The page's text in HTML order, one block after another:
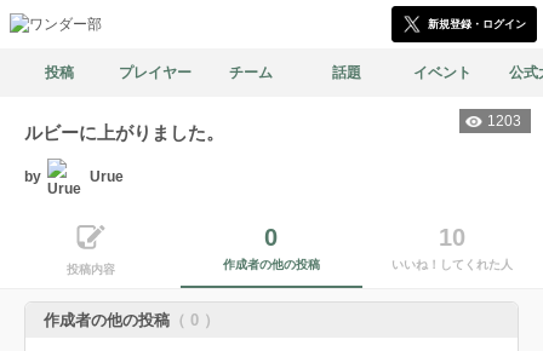
新規登録・ログイン
投稿 プレイヤー チーム 話題 イベント 公式
1203
ルビーに上がりました。
by Urue
投稿内容
0
作成者の他の投稿
10
いいね！してくれた人
作成者の他の投稿 （ 0 ）